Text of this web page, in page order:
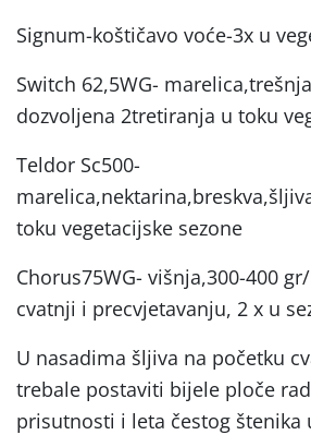
Signum-koštičavo voće-3x u
Switch 62,5WG-
dozvoljena 2tretiranja u toku
Teldor Sc500-
toku vegetacijske sezone
Chorus75WG- višnja,300-400
cvatnji i precvjetavanju, 2 x u
U nasadima šljiva na početku
trebale postaviti bijele ploče
prisutnosti i leta čestog štenika